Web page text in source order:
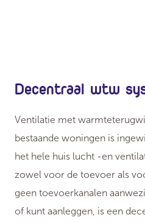
Decentraal wtw
Ventilatie met
bestaande woningen is
het hele huis lucht -en
zowel voor de toevoer als
geen toevoerkanalen
of kunt aanleggen, is een